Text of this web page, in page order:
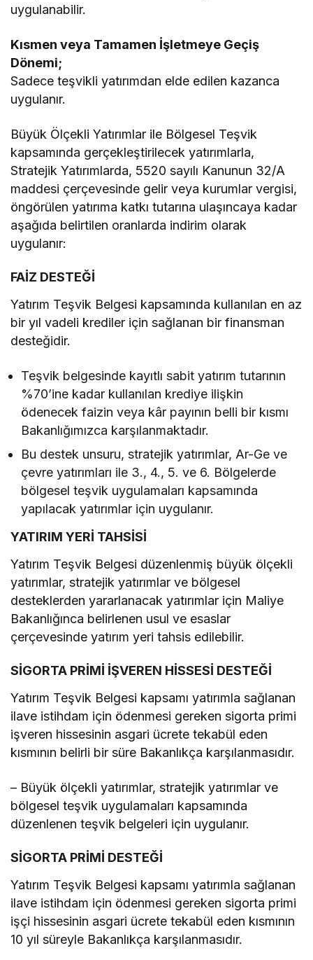
uygulanabilir.
Kısmen veya Tamamen İşletmeye Geçiş
Dönemi;
Sadece teşvikli yatırımdan elde edilen kazanca
uygulanır.
Büyük Ölçekli Yatırımlar ile Bölgesel Teşvik
kapsamında gerçekleştirilecek yatırımlarla,
Stratejik Yatırımlarda, 5520 sayılı Kanunun 32/A
maddesi çerçevesinde gelir veya kurumlar vergisi,
öngörülen yatırıma katkı tutarına ulaşıncaya kadar
aşağıda belirtilen oranlarda indirim olarak
uygulanır:
FAİZ DESTEĞİ
Yatırım Teşvik Belgesi kapsamında kullanılan en az
bir yıl vadeli krediler için sağlanan bir finansman
desteğidir.
Teşvik belgesinde kayıtlı sabit yatırım tutarının
%70’ine kadar kullanılan krediye ilişkin
ödenecek faizin veya kâr payının belli bir kısmı
Bakanlığımızca karşılanmaktadır.
Bu destek unsuru, stratejik yatırımlar, Ar-Ge ve
çevre yatırımları ile 3., 4., 5. ve 6. Bölgelerde
bölgesel teşvik uygulamaları kapsamında
yapılacak yatırımlar için uygulanır.
YATIRIM YERİ TAHSİSİ
Yatırım Teşvik Belgesi düzenlenmiş büyük ölçekli
yatırımlar, stratejik yatırımlar ve bölgesel
desteklerden yararlanacak yatırımlar için Maliye
Bakanlığınca belirlenen usul ve esaslar
çerçevesinde yatırım yeri tahsis edilebilir.
SİGORTA PRİMİ İŞVEREN HİSSESİ DESTEĞİ
Yatırım Teşvik Belgesi kapsamı yatırımla sağlanan
ilave istihdam için ödenmesi gereken sigorta primi
işveren hissesinin asgari ücrete tekabül eden
kısmının belirli bir süre Bakanlıkça karşılanmasıdır.
– Büyük ölçekli yatırımlar, stratejik yatırımlar ve
bölgesel teşvik uygulamaları kapsamında
düzenlenen teşvik belgeleri için uygulanır.
SİGORTA PRİMİ DESTEĞİ
Yatırım Teşvik Belgesi kapsamı yatırımla sağlanan
ilave istihdam için ödenmesi gereken sigorta primi
işçi hissesinin asgari ücrete tekabül eden kısmının
10 yıl süreyle Bakanlıkça karşılanmasıdır.